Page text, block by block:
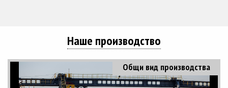
Наше производство
Общи вид производства